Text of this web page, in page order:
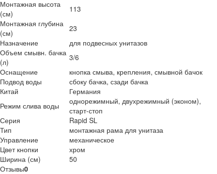
Монтажная высота
(см)
113
Монтажная глубина
(см)
23
Назначение
для подвесных унитазов
Объем смывн. бачка
(л)
3/6
Оснащение
кнопка смыва, крепления, смывной бачок
Подвод воды
сбоку бачка, сзади бачка
Китай
Германия
Режим слива воды
однорежимный, двухрежимный (эконом),
старт-стоп
Серия
Rapid SL
Тип
монтажная рама для унитаза
Управление
механическое
Цвет кнопки
хром
Ширина (см)
50
Отзывы0